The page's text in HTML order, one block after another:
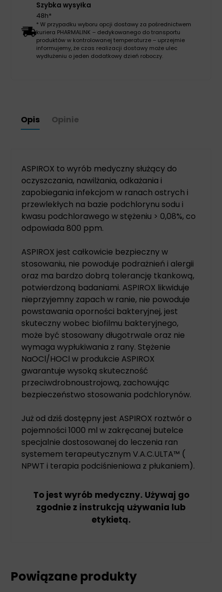
Szybka wysyłka
48h*
* W przypadku wyboru opcji dostawy za pośrednictwem
kuriera PHARMALINK – dedykowanego do transportu
produktów w kontrolowanej temperaturze – uprzejmie
informujemy, że czas realizacji dostawy może ulec
wydłużeniu o jeden dodatkowy dzień roboczy.
Opis Opinie
ASPIROX to wyrób medyczny służący do
oczyszczania, nawilżania, odkażania i
zapobiegania infekcjom w ranach ostrych i
przewlekłych na bazie podchlorynu sodu i
kwasu podchlorawego w stężeniu > 0,08%, co
odpowiada 800 ppm.
ASPIROX jest całkowicie bezpieczny w
stosowaniu, nie powoduje podrażnień i alergii
oraz ma bardzo dobrą tolerancję tkankową,
potwierdzoną badaniami. ASPIROX likwiduje
nieprzyjemny zapach w ranie, nie powoduje
powstawania oporności bakteryjnej, jest
skuteczny wobec biofilmu bakteryjnego,
może być stosowany długotrwale oraz nie
wymaga wypłukiwania z rany. Stężenie
NaOCl/HOCl w produkcie ASPIROX
gwarantuje wysoką skuteczność
przeciwdrobnoustrojową, zachowując
bezpieczeństwo stosowania podchlorynów.
Już od dziś dostępny jest ASPIROX roztwór o
pojemności 1000 ml w zakręcanej butelce
specjalnie dostosowanej do leczenia ran
systemem terapeutycznym V.A.C.ULTA™ (
NPWT i terapia podciśnieniowa z płukaniem).
To jest wyrób medyczny. Używaj go
zgodnie z instrukcją używania lub
etykietą.
Powiązane produkty